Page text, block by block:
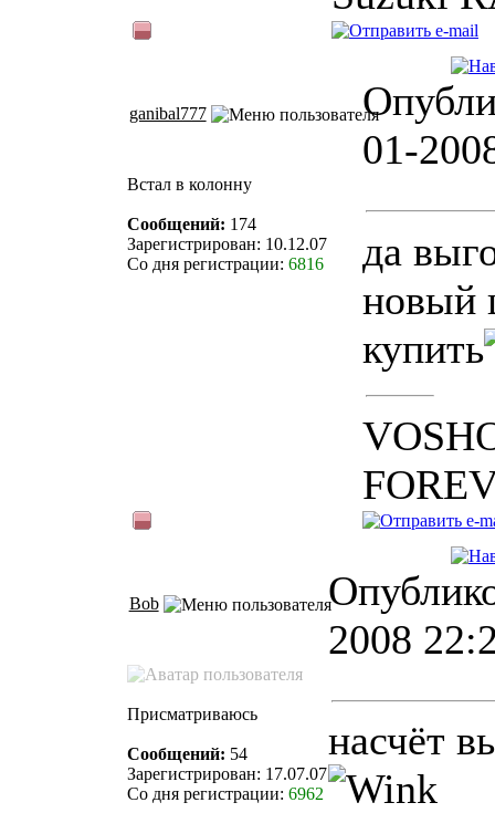
ganibal777
01-
Встал в колонну
Сообщений: 174
Зарегистрирован: 10.12.07
Со дня регистрации: 6816
да
новый
купить
Bob
2008
Присматриваюсь
Сообщений: 54
Зарегистрирован: 17.07.07
Со дня регистрации: 6962
насчёт